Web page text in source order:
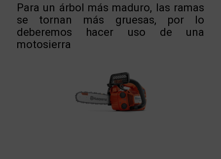
Para un árbol más maduro, las ramas
se tornan más gruesas, por lo
deberemos hacer uso de una
motosierra